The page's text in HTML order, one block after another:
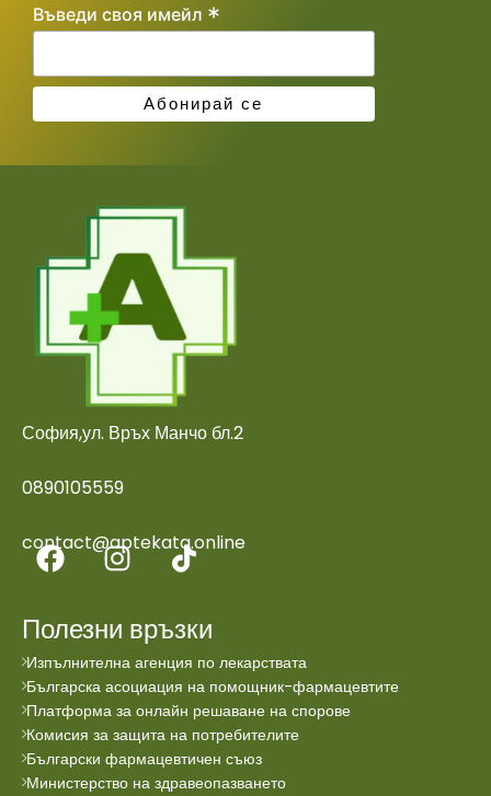
Въведи своя имейл *
София,ул. Връх Манчо бл.2
0890105559
contact@aptekata.online
Полезни връзки
Изпълнителна агенция по лекарствата
Българска асоциация на помощник-фармацевтите
Платформа за онлайн решаване на спорове
Комисия за защита на потребителите
Български фармацевтичен съюз
Министерство на здравеопазването